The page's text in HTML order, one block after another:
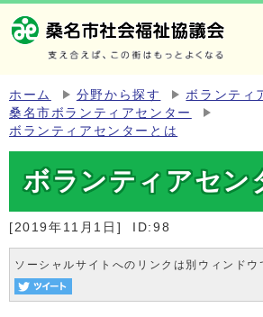
ホーム 分野から探す
ボランティ
桑名市ボランティアセンター
ボランティアセンターとは
ボランティアセン
[2019年11月1日] ID:98
ソーシャルサイトへのリンクは別ウィンドウ